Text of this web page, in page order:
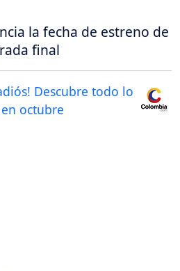
la fecha de estreno de
final